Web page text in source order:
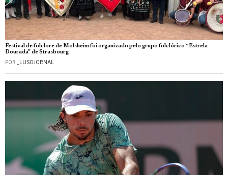
Festival de folclore de Molsheim foi organizado pelo grupo folclórico “Estrela
Dourada” de Strasbourg
POR _LUSOJORNAL